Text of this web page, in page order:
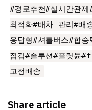
#경로추천#실시간관제
최적화#배차 관리#배
응답형#셔틀버스#합
점검#솔루션#플릿튠
고정배송
Share article